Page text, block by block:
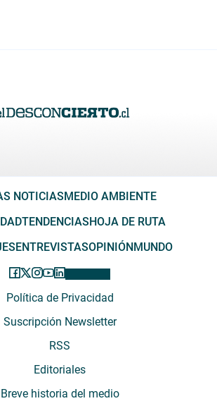
NOTICIAS MEDIO AMBIENTE
TENDENCIAS HOJA DE RUTA
ENTREVISTASOPINIÓN MUNDO
Política de Privacidad
Suscripción Newsletter
RSS
Editoriales
Breve historia del medio